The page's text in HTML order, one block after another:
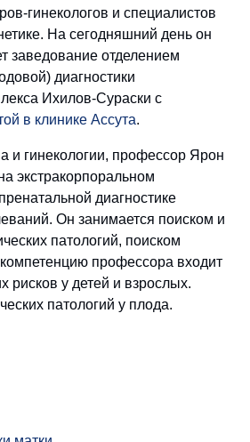
гинекологов и специалистов
На сегодняшний день он
заведование отделением
диагностики
Ихилов-Сураски с
в клинике Ассута.
и гинекологии, профессор Ярон
экстракорпоральном
диагностике
Он занимается поиском и
патологий, поиском
профессора входит
рисков у детей и взрослых.
патологий у плода.